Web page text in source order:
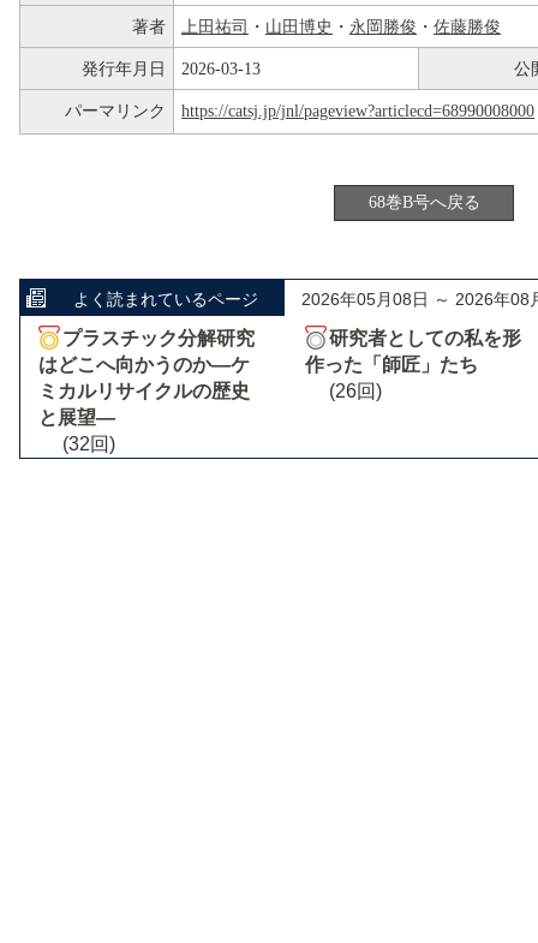
著者 上田祐司 ・ 山田博史 ・ 永岡勝俊 ・ 佐藤勝俊
発行年月日 2026-03-13 公
パーマリンク https://catsj.jp/jnl/pageview?articlecd=68990008000
68巻B号へ戻る
よく読まれているページ 2026年05月08日 ～ 2026年08
プラスチック分解研究
はどこへ向かうのか―ケ
ミカルリサイクルの歴史
と展望―
(32回)
研究者としての私を形
作った「師匠」たち
(26回)